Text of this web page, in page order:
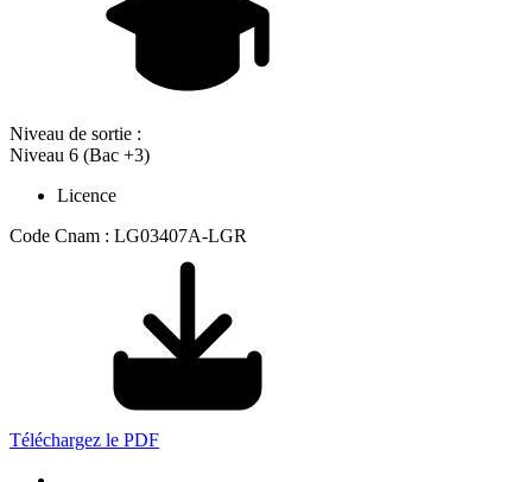
Niveau de sortie :
Niveau 6 (Bac +3)
Licence
Code Cnam : LG03407A-LGR
Téléchargez le PDF